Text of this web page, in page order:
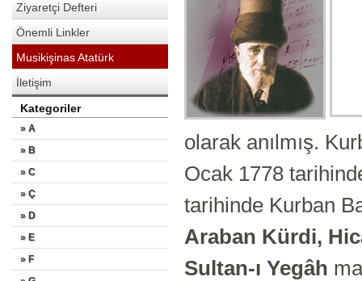
Ziyaretçi Defteri
Önemli Linkler
Musikişinas Atatürk
İletişim
Kategoriler
» A
» B
» C
» Ç
» D
» E
» F
olarak anılmış.
Ocak 1778
tarihinde Kurban
Araban Kürdi,
Sultan-ı Yegâh